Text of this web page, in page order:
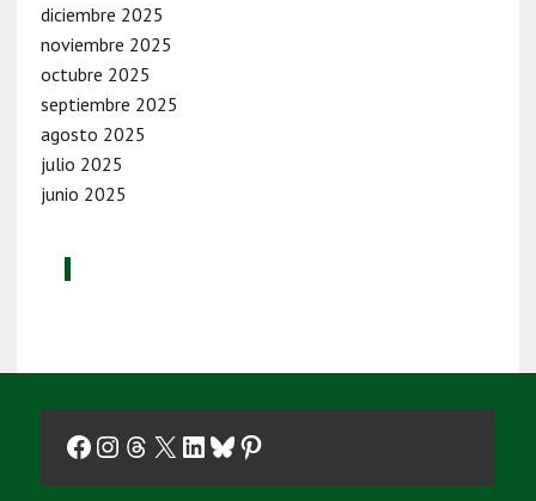
diciembre 2025
noviembre 2025
octubre 2025
septiembre 2025
agosto 2025
julio 2025
junio 2025
Facebook
Instagram
Threads
X LinkedIn
Bluesky
Pinterest